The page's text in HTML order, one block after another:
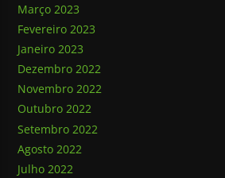
Março 2023
Fevereiro 2023
Janeiro 2023
Dezembro 2022
Novembro 2022
Outubro 2022
Setembro 2022
Agosto 2022
Julho 2022